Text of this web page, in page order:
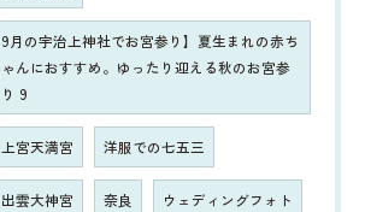
9月の宇治上神社でお宮参り】夏生まれの赤ち
ゃんにおすすめ。ゆったり迎える秋のお宮参
り 9
上宮天満宮 洋服での七五三
出雲大神宮 奈良 ウェディングフォト